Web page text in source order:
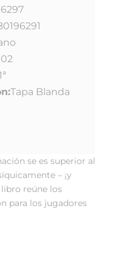
Tapa Blanda
se es superior al
– ¡y
reúne los
para los jugadores